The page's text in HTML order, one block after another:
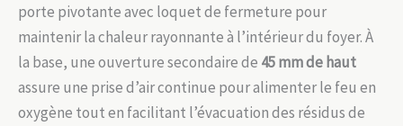
porte pivotante avec loquet de fermeture pour
maintenir la chaleur rayonnante à l’intérieur du foyer. À
la base, une ouverture secondaire de 45 mm de haut
assure une prise d’air continue pour alimenter le feu en
oxygène tout en facilitant l’évacuation des résidus de